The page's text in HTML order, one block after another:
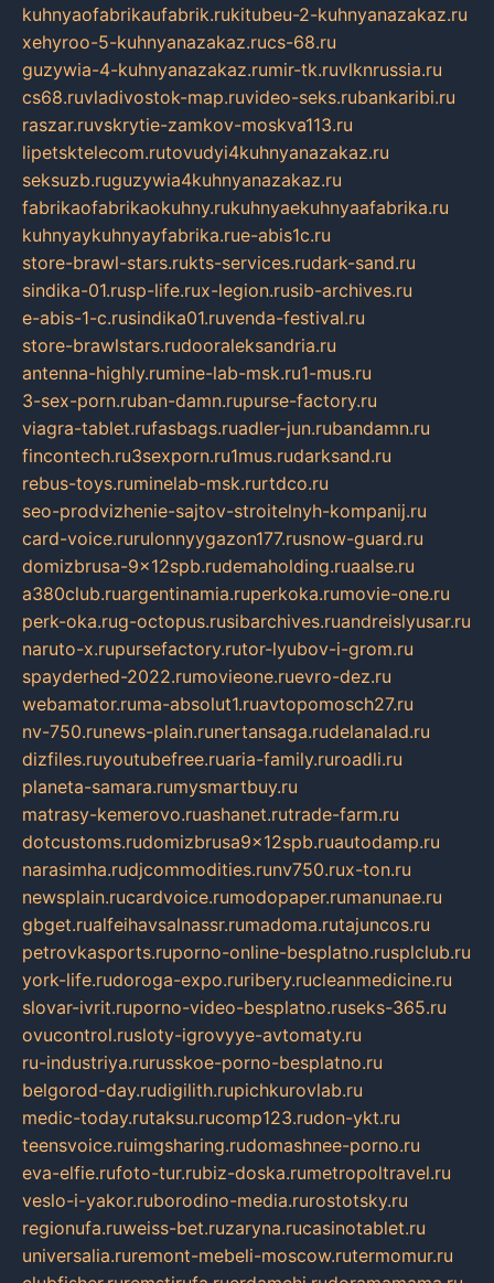
kuhnyaofabrikaufabrik.rukitubeu-2-kuhnyanazakaz.ru
xehyroo-5-kuhnyanazakaz.rucs-68.ru
guzywia-4-kuhnyanazakaz.rumir-tk.ruvlknrussia.ru
cs68.ruvladivostok-map.ruvideo-seks.rubankaribi.ru
raszar.ruvskrytie-zamkov-moskva113.ru
lipetsktelecom.rutovudyi4kuhnyanazakaz.ru
seksuzb.ruguzywia4kuhnyanazakaz.ru
fabrikaofabrikaokuhny.rukuhnyaekuhnyaafabrika.ru
kuhnyaykuhnyayfabrika.rue-abis1c.ru
store-brawl-stars.rukts-services.rudark-sand.ru
sindika-01.rusp-life.rux-legion.rusib-archives.ru
e-abis-1-c.rusindika01.ruvenda-festival.ru
store-brawlstars.rudooraleksandria.ru
antenna-highly.rumine-lab-msk.ru1-mus.ru
3-sex-porn.ruban-damn.rupurse-factory.ru
viagra-tablet.rufasbags.ruadler-jun.rubandamn.ru
fincontech.ru3sexporn.ru1mus.rudarksand.ru
rebus-toys.ruminelab-msk.rurtdco.ru
seo-prodvizhenie-sajtov-stroitelnyh-kompanij.ru
card-voice.rurulonnyygazon177.rusnow-guard.ru
domizbrusa-9x12spb.rudemaholding.ruaalse.ru
a380club.ruargentinamia.ruperkoka.rumovie-one.ru
perk-oka.rug-octopus.rusibarchives.ruandreislyusar.ru
naruto-x.rupursefactory.rutor-lyubov-i-grom.ru
spayderhed-2022.rumovieone.ruevro-dez.ru
webamator.ruma-absolut1.ruavtopomosch27.ru
nv-750.runews-plain.runertansaga.rudelanalad.ru
dizfiles.ruyoutubefree.ruaria-family.ruroadli.ru
planeta-samara.rumysmartbuy.ru
matrasy-kemerovo.ruashanet.rutrade-farm.ru
dotcustoms.rudomizbrusa9x12spb.ruautodamp.ru
narasimha.rudjcommodities.runv750.rux-ton.ru
newsplain.rucardvoice.rumodopaper.rumanunae.ru
gbget.rualfeihavsalnassr.rumadoma.rutajuncos.ru
petrovkasports.ruporno-online-besplatno.rusplclub.ru
york-life.rudoroga-expo.ruribery.rucleanmedicine.ru
slovar-ivrit.ruporno-video-besplatno.ruseks-365.ru
ovucontrol.rusloty-igrovyye-avtomaty.ru
ru-industriya.rurusskoe-porno-besplatno.ru
belgorod-day.rudigilith.rupichkurovlab.ru
medic-today.rutaksu.rucomp123.rudon-ykt.ru
teensvoice.ruimgsharing.rudomashnee-porno.ru
eva-elfie.rufoto-tur.rubiz-doska.rumetropoltravel.ru
veslo-i-yakor.ruborodino-media.rurostotsky.ru
regionufa.ruweiss-bet.ruzaryna.rucasinotablet.ru
universalia.ruremont-mebeli-moscow.rutermomur.ru